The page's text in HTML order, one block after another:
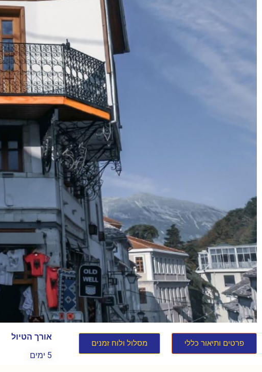
פרטים ותיאור כללי מסלול ולוח זמנים
אורך הטיול
5 ימים